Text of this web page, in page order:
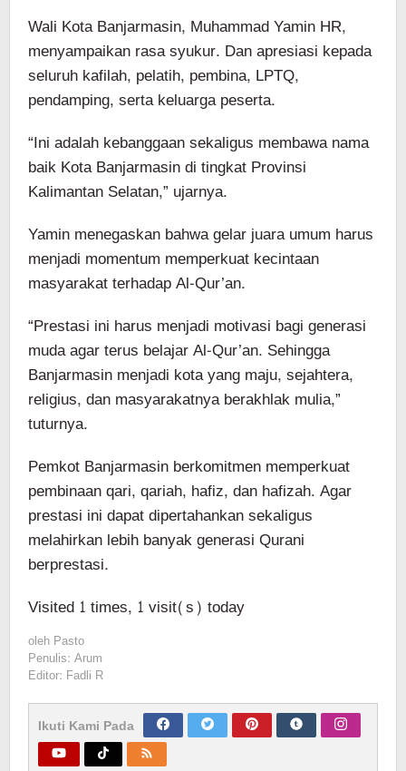
Wali Kota Banjarmasin, Muhammad Yamin HR,
menyampaikan rasa syukur. Dan apresiasi kepada
seluruh kafilah, pelatih, pembina, LPTQ,
pendamping, serta keluarga peserta.
“Ini adalah kebanggaan sekaligus membawa nama
baik Kota Banjarmasin di tingkat Provinsi
Kalimantan Selatan,” ujarnya.
Yamin menegaskan bahwa gelar juara umum harus
menjadi momentum memperkuat kecintaan
masyarakat terhadap Al-Qur’an.
“Prestasi ini harus menjadi motivasi bagi generasi
muda agar terus belajar Al-Qur’an. Sehingga
Banjarmasin menjadi kota yang maju, sejahtera,
religius, dan masyarakatnya berakhlak mulia,”
tuturnya.
Pemkot Banjarmasin berkomitmen memperkuat
pembinaan qari, qariah, hafiz, dan hafizah. Agar
prestasi ini dapat dipertahankan sekaligus
melahirkan lebih banyak generasi Qurani
berprestasi.
Visited 1 times, 1 visit(s) today
oleh Pasto
Penulis: Arum
Editor: Fadli R
Ikuti Kami Pada